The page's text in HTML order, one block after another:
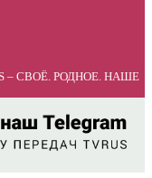
– СВОЁ. РОДНОЕ. НАШЕ